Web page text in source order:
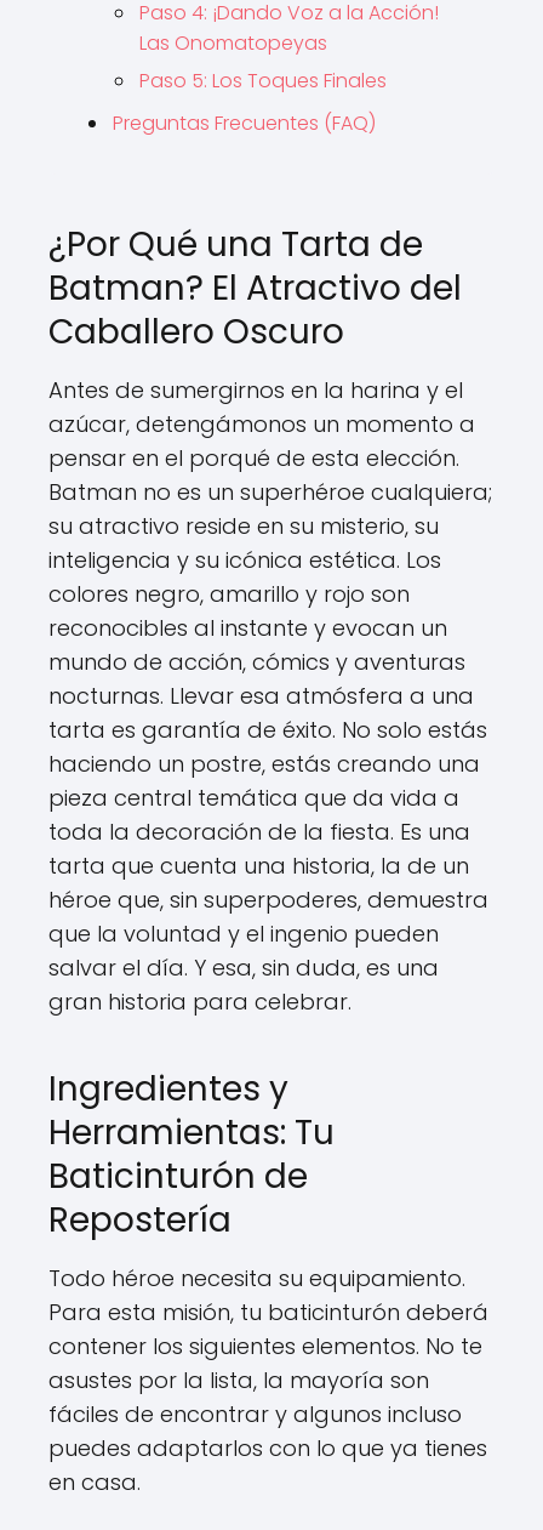
Paso 4: ¡Dando Voz a la Acción!
Las Onomatopeyas
Paso 5: Los Toques Finales
Preguntas Frecuentes (FAQ)
¿Por Qué una Tarta de
Batman? El Atractivo del
Caballero Oscuro
Antes de sumergirnos en la harina y el
azúcar, detengámonos un momento a
pensar en el porqué de esta elección.
Batman no es un superhéroe cualquiera;
su atractivo reside en su misterio, su
inteligencia y su icónica estética. Los
colores negro, amarillo y rojo son
reconocibles al instante y evocan un
mundo de acción, cómics y aventuras
nocturnas. Llevar esa atmósfera a una
tarta es garantía de éxito. No solo estás
haciendo un postre, estás creando una
pieza central temática que da vida a
toda la decoración de la fiesta. Es una
tarta que cuenta una historia, la de un
héroe que, sin superpoderes, demuestra
que la voluntad y el ingenio pueden
salvar el día. Y esa, sin duda, es una
gran historia para celebrar.
Ingredientes y
Herramientas: Tu
Baticinturón de
Repostería
Todo héroe necesita su equipamiento.
Para esta misión, tu baticinturón deberá
contener los siguientes elementos. No te
asustes por la lista, la mayoría son
fáciles de encontrar y algunos incluso
puedes adaptarlos con lo que ya tienes
en casa.